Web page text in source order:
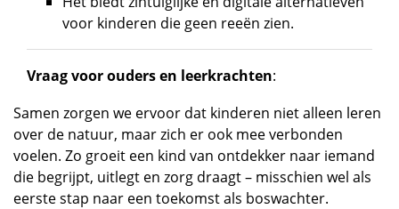
voor kinderen die geen reeën zien.
Vraag voor ouders en leerkrachten:
Samen zorgen we ervoor dat kinderen niet alleen leren
over de natuur, maar zich er ook mee verbonden
voelen. Zo groeit een kind van ontdekker naar iemand
die begrijpt, uitlegt en zorg draagt – misschien wel als
eerste stap naar een toekomst als boswachter.